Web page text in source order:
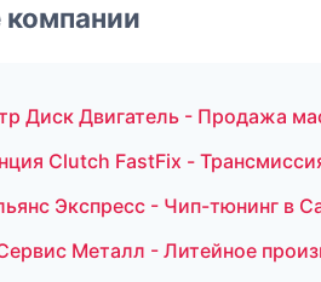
компании
Диск Двигатель - Продажа
Clutch FastFix -
Экспресс - Чип-тюнинг в
Металл - Литейное